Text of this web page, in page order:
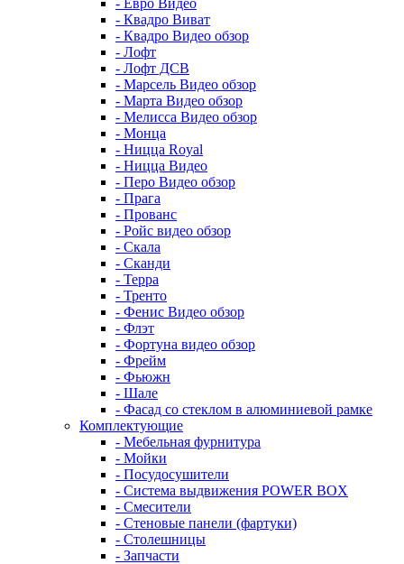
- Евро Видео
- Квадро Виват
- Квадро Видео обзор
- Лофт
- Лофт ДСВ
- Марсель Видео обзор
- Марта Видео обзор
- Мелисса Видео обзор
- Монца
- Ницца Royal
- Ницца Видео
- Перо Видео обзор
- Прага
- Прованс
- Ройс видео обзор
- Скала
- Сканди
- Терра
- Тренто
- Фенис Видео обзор
- Флэт
- Фортуна видео обзор
- Фрейм
- Фьюжн
- Шале
- Фасад со стеклом в алюминиевой рамке
Комплектующие
- Мебельная фурнитура
- Мойки
- Посудосушители
- Система выдвижения POWER BOX
- Смесители
- Стеновые панели (фартуки)
- Столешницы
- Запчасти